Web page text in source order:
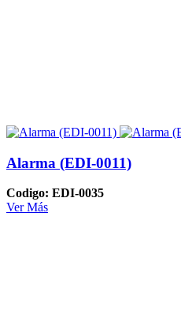
Alarma (EDI-0011)
Codigo: EDI-0035
Ver Más